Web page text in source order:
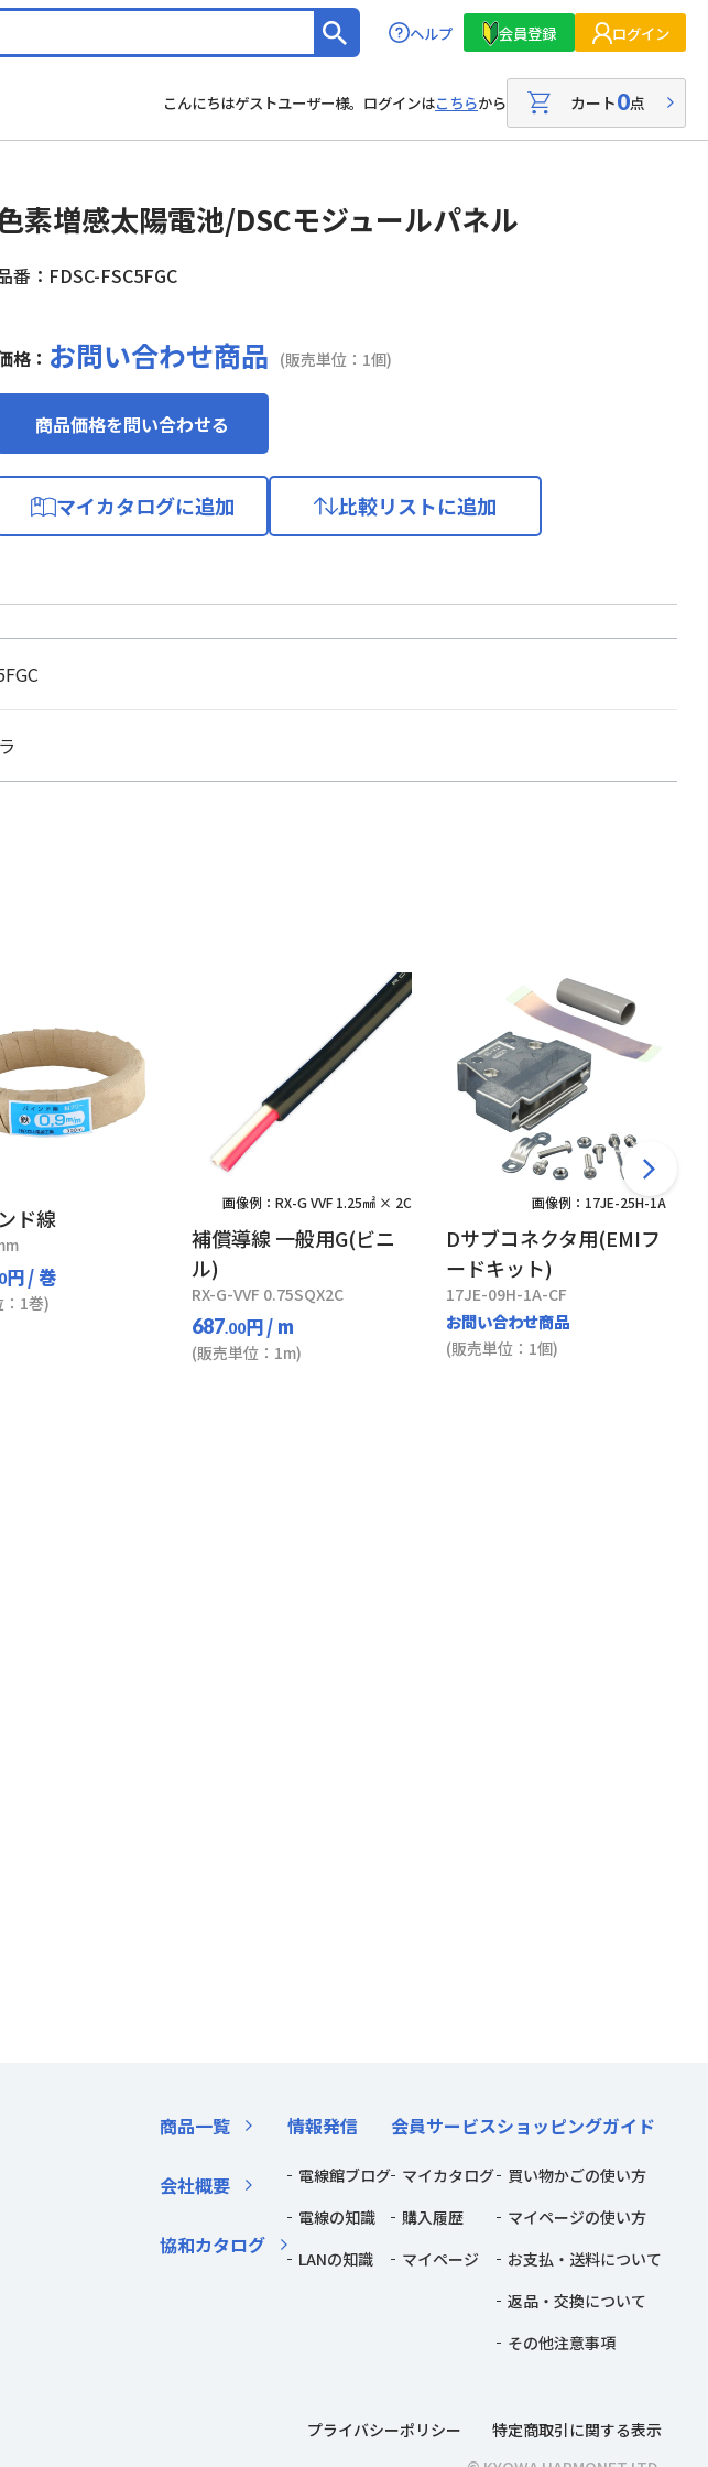
ヘルプ 会員登録 ログイン
こんにちはゲストユーザー様。ログインはこちらから カート0点
素増感太陽電池/DSCモジュールパネル
番：FDSC-FSC5FGC
格： お問い合わせ商品 (販売単位：1個)
商品価格を問い合わせる
マイカタログに追加 比較リストに追加
ド線
円/ 巻
1巻)
画像例：RX-G VVF 1.25㎟ × 2C
補償導線 一般用G(ビニ
ル)
RX-G-VVF 0.75SQX2C
687.00円/ m
(販売単位：1m)
画像例：17JE-25H-1A
Dサブコネクタ用(EMIフ
ードキット)
17JE-09H-1A-CF
お問い合わせ商品
(販売単位：1個)
商品一覧
会社概要
協和カタログ
情報発信
電線館ブログ
電線の知識
LANの知識
会員サービス
マイカタログ
購入履歴
マイページ
ショッピングガイド
買い物かごの使い方
マイページの使い方
お支払・送料について
返品・交換について
その他注意事項
プライバシーポリシー
特定商取引に関する表示